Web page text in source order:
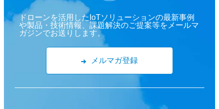
ドローンを活用したIoTソリューションの最新事例
や製品・技術情報、課題解決のご提案等をメールマ
ガジンでお送りします。
メルマガ登録